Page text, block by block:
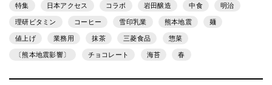
特集 日本アクセス コラボ 岩田醸造 中食 明治
理研ビタミン コーヒー 雪印乳業 熊本地震 麺
値上げ 業務用 抹茶 三菱食品 惣菜
〔熊本地震影響〕 チョコレート 海苔 春